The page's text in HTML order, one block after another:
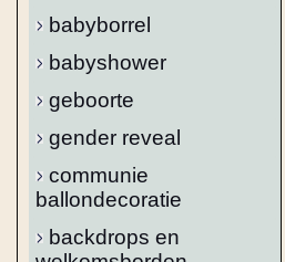
babyborrel
babyshower
geboorte
gender reveal
communie
ballondecoratie
backdrops en